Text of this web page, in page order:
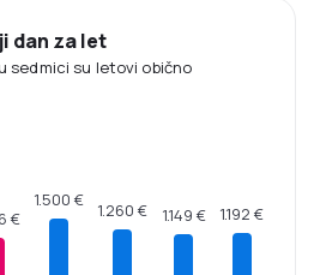
dan za let
sedmici su letovi obično
€
1.500 € 1.260 € 1.149 € 1.192 €